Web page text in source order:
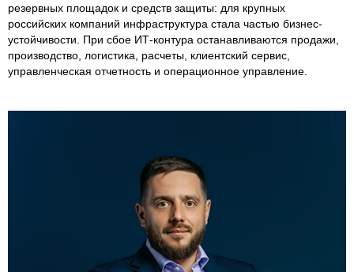
резервных площадок и средств защиты: для крупных
российских компаний инфраструктура стала частью бизнес-
устойчивости. При сбое ИТ-контура останавливаются продажи,
производство, логистика, расчеты, клиентский сервис,
управленческая отчетность и операционное управление.